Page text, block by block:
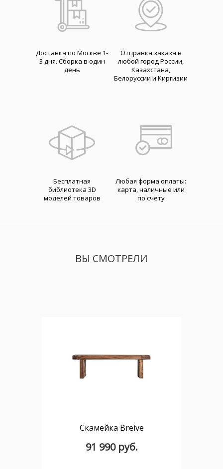
Доставка по Москве 1-
3 дня. Cборка в один
день
Отправка заказа в
любой город России,
Казахстана,
Белоруссии и Киргизии
Бесплатная
библиотека 3D
моделей товаров
Любая форма оплаты:
карта, наличные или
по счету
ВЫ СМОТРЕЛИ
Скамейка Breive
91 990 руб.